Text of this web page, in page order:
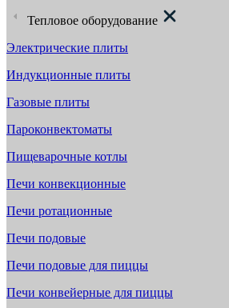
Тепловое оборудование
Электрические плиты
Индукционные плиты
Газовые плиты
Пароконвектоматы
Пищеварочные котлы
Печи конвекционные
Печи ротационные
Печи подовые
Печи подовые для пиццы
Печи конвейерные для пиццы